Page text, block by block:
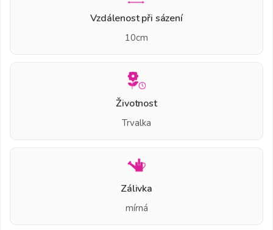
Vzdálenost při sázení
10cm
Životnost
Trvalka
Zálivka
mírná